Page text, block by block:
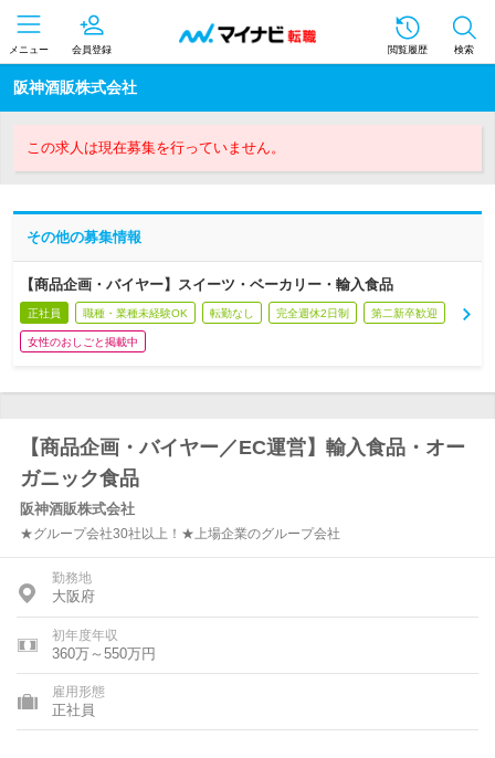
メニュー 会員登録 閲覧履歴 検索
阪神酒販株式会社
この求人は現在募集を行っていません。
その他の募集情報
【商品企画・バイヤー】スイーツ・ベーカリー・輸入食品
正社員 職種・業種未経験OK 転勤なし 完全週休2日制 第二新卒歓迎
女性のおしごと掲載中
【商品企画・バイヤー／EC運営】輸入食品・オー
ガニック食品
阪神酒販株式会社
★グループ会社30社以上！★上場企業のグループ会社
勤務地
大阪府
初年度年収
360万～550万円
雇用形態
正社員